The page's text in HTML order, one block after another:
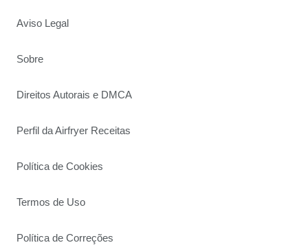
Aviso Legal
Sobre
Direitos Autorais e DMCA
Perfil da Airfryer Receitas
Política de Cookies
Termos de Uso
Política de Correções